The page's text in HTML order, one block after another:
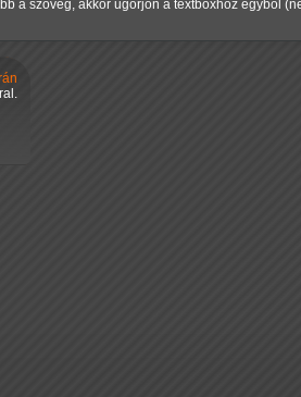
a szoveg, akkor ugorjon a textboxhoz egybol